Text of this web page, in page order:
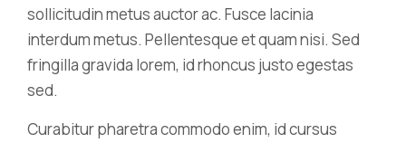
sollicitudin metus auctor ac. Fusce lacinia
interdum metus. Pellentesque et quam nisi. Sed
fringilla gravida lorem, id rhoncus justo egestas
sed.
Curabitur pharetra commodo enim, id cursus